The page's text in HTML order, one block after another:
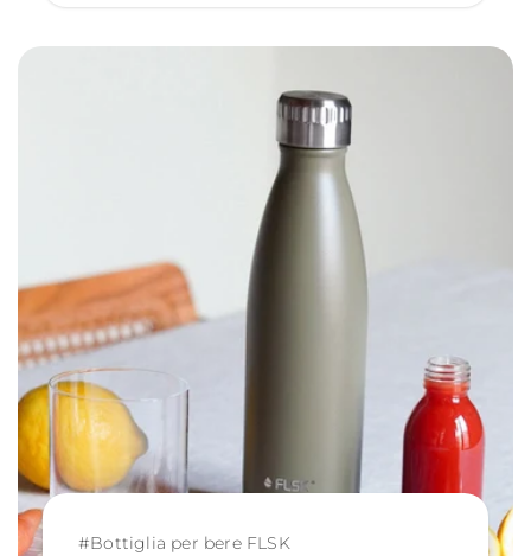
#Bottiglia per bere FLSK